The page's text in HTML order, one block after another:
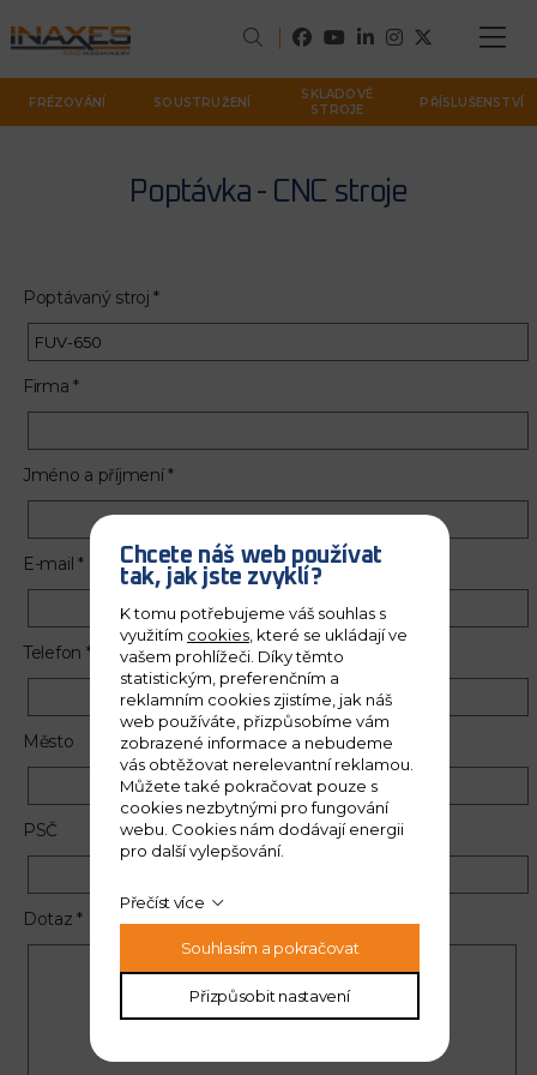
FRÉZOVÁNÍ SOUSTRUŽENÍ
SKLADOVÉ
STROJE
PŘÍSLUŠENSTVÍ
Poptávka - CNC stroje
Poptávaný stroj *
Firma *
Jméno a příjmení *
E-mail *
Telefon *
Město
PSČ
Dotaz *
Chcete náš web používat
tak, jak jste zvyklí?
K tomu potřebujeme váš souhlas s
využitím cookies , které se ukládají ve
vašem prohlížeči. Díky těmto
statistickým, preferenčním a
reklamním cookies zjistíme, jak náš
web používáte, přizpůsobíme vám
zobrazené informace a nebudeme
vás obtěžovat nerelevantní reklamou.
Můžete také pokračovat pouze s
cookies nezbytnými pro fungování
webu. Cookies nám dodávají energii
pro další vylepšování.
Přečíst více
Souhlasím a pokračovat
Přizpůsobit nastavení